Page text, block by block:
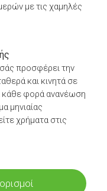
με τις χαμηλές
προσφέρει την
και κινητά σε
κάθε φορά ανανέωση
μηνιαίας
χρήματα στις